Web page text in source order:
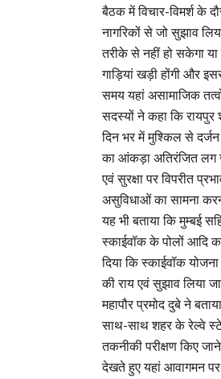
बैठक में विचार-विमर्श के
नागरिकों से जो सुझाव
तरीके से नहीं हो सकेगा
गाड़ियां खड़ी होंगी और
समय यहां असामाजिक
सदस्यों ने कहा कि
दिन भर में मुश्किल से
का आंकड़ा अतिरंजित लग
एवं सुरक्षा पर विपरीत
असुविधाओं का सामना
यह भी बताया कि मुम्बई
स्काईवॉक के पोलों आदि
दिया कि स्काईवॉक
की राय एवं सुझाव लिया
महापौर प्रमोद दुबे ने
साथ-साथ शहर के रेल्वे
तकनीकी परीक्षण किए
देखते हुए यहां आवागमन पर